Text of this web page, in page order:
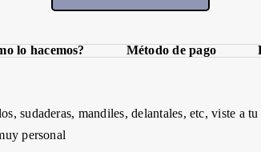
lo hacemos? Método de pago
sudaderas, mandiles,delantales, etc, viste a
personal